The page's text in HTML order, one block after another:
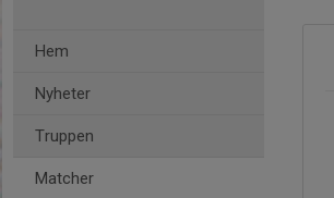
Hem
Nyheter
Truppen
Matcher